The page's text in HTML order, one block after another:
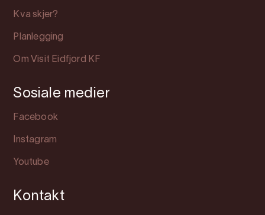
Kva skjer?
Planlegging
Om Visit Eidfjord KF
Sosiale medier
Facebook
Instagram
Youtube
Kontakt